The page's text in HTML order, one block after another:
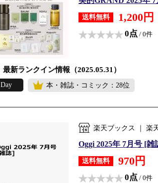
送料無料 1,200円
0点 / 0件
最新ランクイン情報（2025.05.31）
Day 本・雑誌・コミック：28位
楽天ブックス ｜ 楽
Oggi 2025年 7月号 [雑
送料無料 970円
0点 / 0件